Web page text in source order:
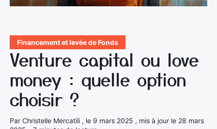
Financement et levée de Fonds
Venture capital ou love
money : quelle option
choisir ?
Par Christelle Mercatili , le 9 mars 2025 , mis à jour le 28 mars